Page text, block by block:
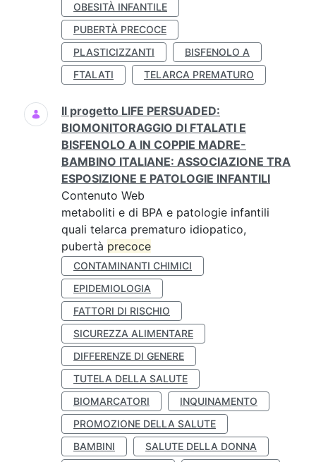
OBESITÀ INFANTILE
PUBERTÀ PRECOCE
PLASTICIZZANTI
BISFENOLO A
FTALATI
TELARCA PREMATURO
Il progetto LIFE PERSUADED:
BIOMONITORAGGIO DI FTALATI E
BISFENOLO A IN COPPIE MADRE-
BAMBINO ITALIANE: ASSOCIAZIONE TRA
ESPOSIZIONE E PATOLOGIE INFANTILI
Contenuto Web
metaboliti e di BPA e patologie infantili
quali telarca prematuro idiopatico,
pubertà precoce
CONTAMINANTI CHIMICI
EPIDEMIOLOGIA
FATTORI DI RISCHIO
SICUREZZA ALIMENTARE
DIFFERENZE DI GENERE
TUTELA DELLA SALUTE
BIOMARCATORI
INQUINAMENTO
PROMOZIONE DELLA SALUTE
BAMBINI
SALUTE DELLA DONNA